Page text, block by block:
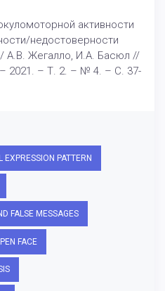
активности
недостоверности
А.В. Жегалло, И.А. Басюл //
2021. – Т. 2. – № 4. – С. 37-
EXPRESSION PATTERN
FALSE MESSAGES
FACE